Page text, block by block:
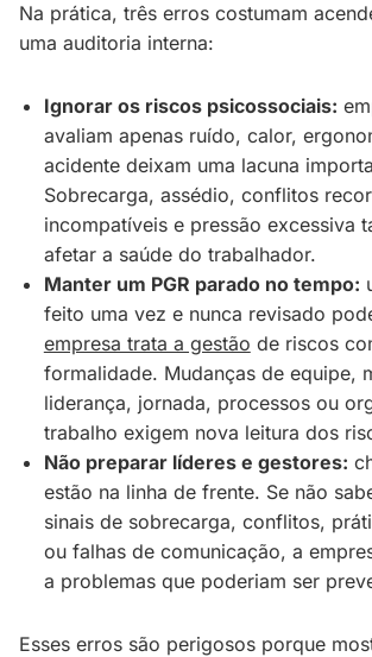
Na prática, três erros costumam
uma auditoria interna:
Ignorar os riscos psicossociais:
avaliam apenas ruído, calor,
acidente deixam uma lacuna
Sobrecarga, assédio, conflitos
incompatíveis e pressão excessiva
afetar a saúde do trabalhador.
Manter um PGR parado no tempo:
feito uma vez e nunca revisado
empresa trata a gestão de riscos
formalidade. Mudanças de equipe,
liderança, jornada, processos ou
trabalho exigem nova leitura dos
Não preparar líderes e gestores:
estão na linha de frente. Se não
sinais de sobrecarga, conflitos,
ou falhas de comunicação, a
a problemas que poderiam ser
Esses erros são perigosos porque